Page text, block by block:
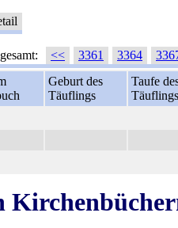
<< 3361 3364
Geburt des
Täuflings
Taufe
Täuflings